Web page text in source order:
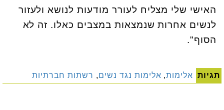
האישי שלי מצליח לעורר מודעות לנושא ולעזור
לנשים אחרות שנמצאות במצבים כאלו. זה לא
הסוף".
תגיות אלימות, אלימות נגד נשים, רשתות חברתיות